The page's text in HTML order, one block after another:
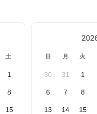
土
1
8
15
日 月 火
30 31 1
6 7 8
13 14 15